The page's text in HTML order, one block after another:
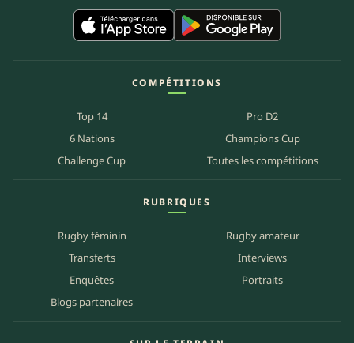
COMPÉTITIONS
Top 14
Pro D2
6 Nations
Champions Cup
Challenge Cup
Toutes les compétitions
RUBRIQUES
Rugby féminin
Rugby amateur
Transferts
Interviews
Enquêtes
Portraits
Blogs partenaires